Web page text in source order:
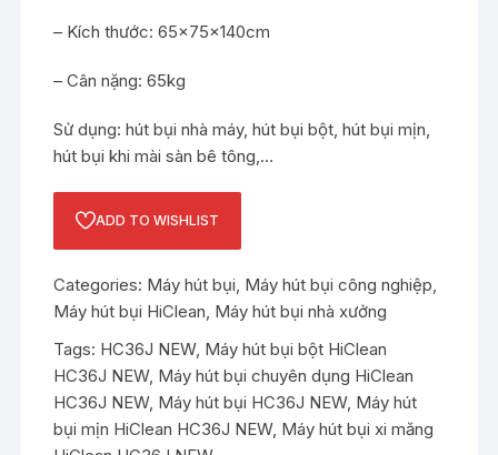
– Kích thước: 65x75x140cm
– Cân nặng: 65kg
Sử dụng: hút bụi nhà máy, hút bụi bột, hút bụi mịn,
hút bụi khi mài sàn bê tông,…
ADD TO WISHLIST
Categories: Máy hút bụi, Máy hút bụi công nghiệp,
Máy hút bụi HiClean, Máy hút bụi nhà xưởng
Tags: HC36J NEW, Máy hút bụi bột HiClean
HC36J NEW, Máy hút bụi chuyên dụng HiClean
HC36J NEW, Máy hút bụi HC36J NEW, Máy hút
bụi mịn HiClean HC36J NEW, Máy hút bụi xi măng